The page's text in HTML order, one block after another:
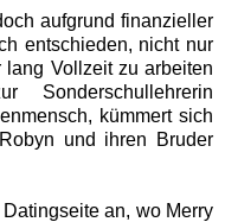
aufgrund finanzieller
entschieden, nicht nur
lang Vollzeit zu arbeiten
kümmert sich
und ihren Bruder
an, wo Merry